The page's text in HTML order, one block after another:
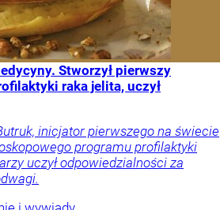
Stworzył pierwszy
raka jelita, uczył
inicjator pierwszego na świecie
programu profilaktyki
uczył odpowiedzialności za